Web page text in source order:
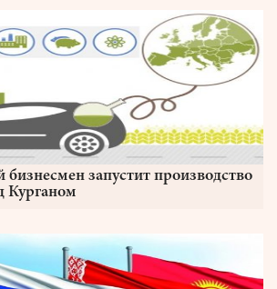
запустит производство
Курганом